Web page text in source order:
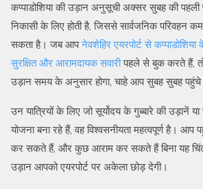
कप्पाडोशिया की उड़ान अनुसूची अक्सर सुबह की
निकासी के लिए होती है, जिससे सार्वजनिक परिवहन
सकता है। जब आपनेवशेहिर एयरपोर्ट से
सुरक्षित और आरामदायक सवारीपहले से बुक करते हैं,
उड़ान समय के अनुसार होगा, चाहे आप सुबह सुबह पहुंचे
उन यात्रियों के लिए जो सूर्योदय के गुब्बारे की उड़ानें
योजना बना रहे हैं, वह विश्वसनीयता महत्वपूर्ण है।
कर सकते हैं, और कुछ आराम कर सकते हैं बिना यह
उड़ान आपको एयरपोर्ट पर अकेला छोड़ देगी।